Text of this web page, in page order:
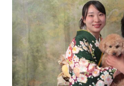
グ
す。